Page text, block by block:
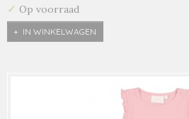
✓ Op voorraad
IN WINKELWAGEN